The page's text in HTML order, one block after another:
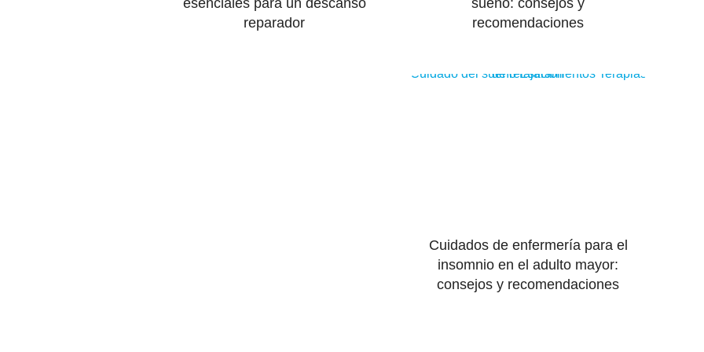
esenciales para un descanso
reparador
sueño: consejos y
recomendaciones
Cuidado del sueño Estiramientos
Terapias de relajación
Cuidados de enfermería para el
insomnio en el adulto mayor:
consejos y recomendaciones